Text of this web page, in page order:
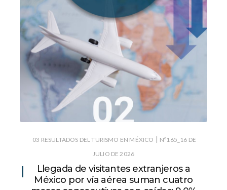
03 RESULTADOS DEL TURISMO EN MÉXICO | Nº165_16 DE
JULIO DE 2026
Llegada de visitantes extranjeros a
México por vía aérea suman cuatro